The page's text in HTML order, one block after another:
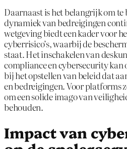
Daarnaast is het belangrijk om te
dynamiek van bedreigingen
wetgeving biedt een kader voor
cyberrisico’s, waarbij de
staat. Het inschakelen van
compliance en cybersecurity kan
bij het opstellen van beleid dat
en bedreigingen. Voor platforms
om een solide imago van
behouden.
Impact van